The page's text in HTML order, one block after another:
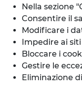
Nella sezione
Consentire il
Modificare i
Impedire ai
Bloccare i
Gestire le
Eliminazione